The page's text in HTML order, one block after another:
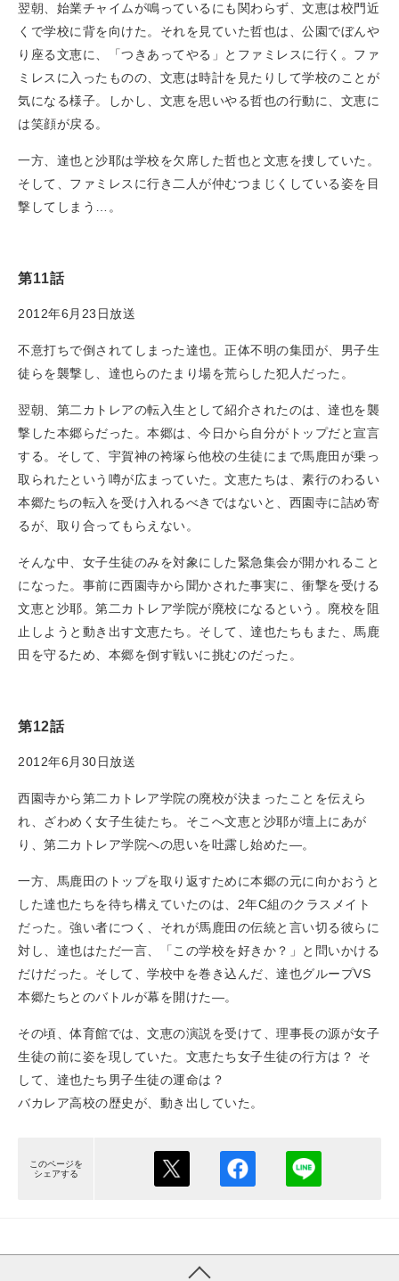
翌朝、始業チャイムが鳴っているにも関わらず、文恵は校門近
くで学校に背を向けた。それを見ていた哲也は、公園でぼんや
り座る文恵に、「つきあってやる」とファミレスに行く。ファ
ミレスに入ったものの、文恵は時計を見たりして学校のことが
気になる様子。しかし、文恵を思いやる哲也の行動に、文恵に
は笑顔が戻る。
一方、達也と沙耶は学校を欠席した哲也と文恵を捜していた。
そして、ファミレスに行き二人が仲むつまじくしている姿を目
撃してしまう…。
第11話
2012年6月23日放送
不意打ちで倒されてしまった達也。正体不明の集団が、男子生
徒らを襲撃し、達也らのたまり場を荒らした犯人だった。
翌朝、第二カトレアの転入生として紹介されたのは、達也を襲
撃した本郷らだった。本郷は、今日から自分がトップだと宣言
する。そして、宇賀神の袴塚ら他校の生徒にまで馬鹿田が乗っ
取られたという噂が広まっていた。文恵たちは、素行のわるい
本郷たちの転入を受け入れるべきではないと、西園寺に詰め寄
るが、取り合ってもらえない。
そんな中、女子生徒のみを対象にした緊急集会が開かれること
になった。事前に西園寺から聞かされた事実に、衝撃を受ける
文恵と沙耶。第二カトレア学院が廃校になるという。廃校を阻
止しようと動き出す文恵たち。そして、達也たちもまた、馬鹿
田を守るため、本郷を倒す戦いに挑むのだった。
第12話
2012年6月30日放送
西園寺から第二カトレア学院の廃校が決まったことを伝えら
れ、ざわめく女子生徒たち。そこへ文恵と沙耶が壇上にあが
り、第二カトレア学院への思いを吐露し始めた―。
一方、馬鹿田のトップを取り返すために本郷の元に向かおうと
した達也たちを待ち構えていたのは、2年C組のクラスメイト
だった。強い者につく、それが馬鹿田の伝統と言い切る彼らに
対し、達也はただ一言、「この学校を好きか？」と問いかける
だけだった。そして、学校中を巻き込んだ、達也グループVS
本郷たちとのバトルが幕を開けた―。
その頃、体育館では、文恵の演説を受けて、理事長の源が女子
生徒の前に姿を現していた。文恵たち女子生徒の行方は？ そ
して、達也たち男子生徒の運命は？
バカレア高校の歴史が、動き出していた。
このページを
シェアする